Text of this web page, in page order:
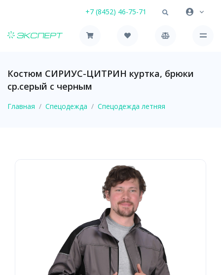
+7 (8452) 46-75-71
Костюм СИРИУС-ЦИТРИН куртка, брюки
ср.серый с черным
Главная Спецодежда Спецодежда летняя